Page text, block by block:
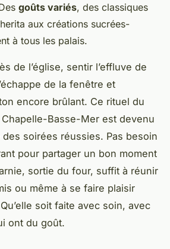
goûts variés, des classiques
aux créations sucrées-
à tous les palais.
de l’église, sentir l’effluve de
de la fenêtre et
encore brûlant. Ce rituel du
Basse-Mer est devenu
soirées réussies. Pas besoin
pour partager un bon moment
sortie du four, suffit à réunir
ou même à se faire plaisir
soit faite avec soin, avec
ont du goût.